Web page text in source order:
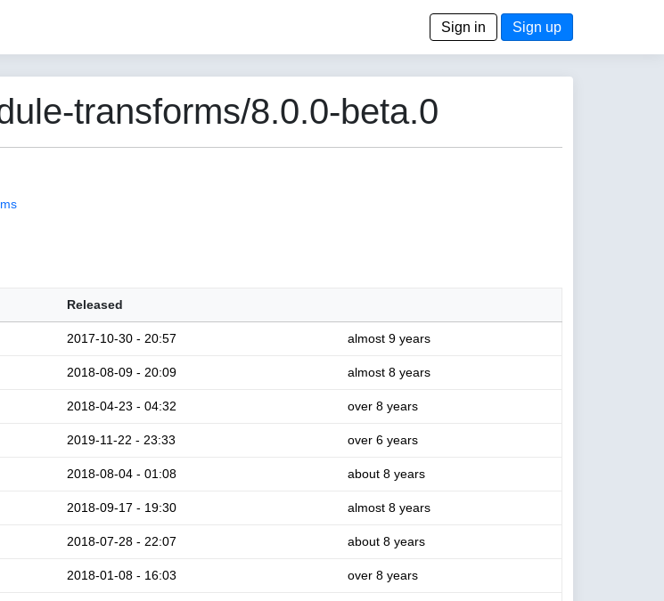
Sign in Sign up
transforms/8.0.0-beta.0
Released
2017-10-30 - 20:57 almost 9 years
2018-08-09 - 20:09 almost 8 years
2018-04-23 - 04:32 over 8 years
2019-11-22 - 23:33 over 6 years
2018-08-04 - 01:08 about 8 years
2018-09-17 - 19:30 almost 8 years
2018-07-28 - 22:07 about 8 years
2018-01-08 - 16:03 over 8 years